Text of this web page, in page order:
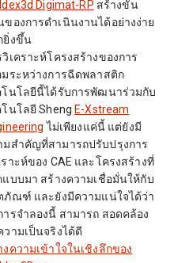
Digimat-RP สร้างขั้น
ของการดำเนินงานได้อย่างง่าย
ยิ่งขึ้น
วิเคราะห์โครงสร้างของการ
มระหว่างการฉีดพลาสติก
โนโลยีนี้ได้รับการพัฒนาร่วมกับ
โนโลยี Sheng E-Xstream
ไม่เพียงแค่นี้ แต่ยังมี
มสำคัญที่สามารถปรับปรุงการ
ราะห์ของ CAE และโครงสร้างที่
แบบมา สร้างความเชื่อมั่นให้กับ
ภัณฑ์ และยังมีความแน่ใจได้ว่า
ารจำลองนี้ สามารถ สอดคล้อง
วามเป็นจริงได้ดี
งความเข้าใจในเชิงลึกของ